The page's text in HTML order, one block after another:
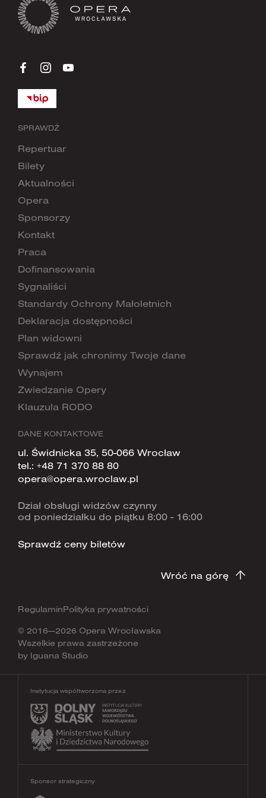
SPRAWDŹ
Repertuar
Bilety
Aktualności
Opera
Sponsorzy
Kontakt
Praca
Dofinansowania
Sygnaliści
Standardy Ochrony Małoletnich
Deklaracja dostępności
Plan widowni
Sprawdź jak chronimy Twoje dane
Wynajem
Zwiedzanie Opery
Klauzula RODO
DANE KONTAKTOWE
ul. Świdnicka 35, 50-066 Wrocław
tel.: +48 71 370 88 80
opera@opera.wroclaw.pl
Dział obsługi widzów czynny
od poniedziałku do piątku 8:00 - 16:00
Sprawdź ceny biletów
Wróć na górę
© 2016—2026 Opera Wrocławska
Wszelkie prawa zastrzeżone
by Iguana Studio
RegulaminPolityka prywatności
Instytucja współtworzona przez
Sponsor strategiczny